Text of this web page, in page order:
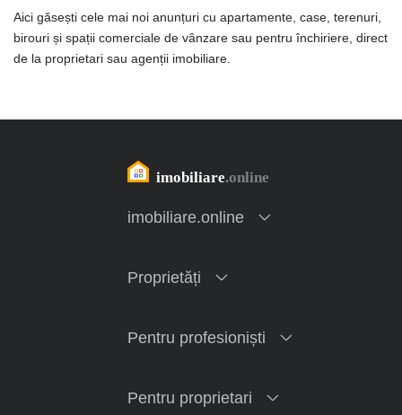
Aici găsești cele mai noi anunțuri cu apartamente, case, terenuri,
birouri și spații comerciale de vânzare sau pentru închiriere, direct
de la proprietari sau agenții imobiliare.
imobiliare.online
Proprietăți
Pentru profesioniști
Pentru proprietari